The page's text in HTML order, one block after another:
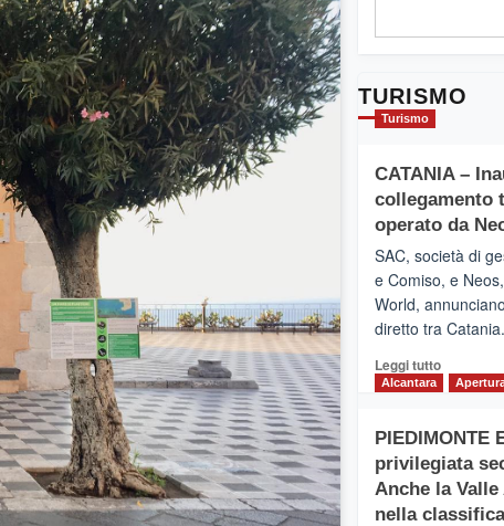
TURISMO
Turismo
CATANIA –
collegamento
operato da
SAC, società di
e Comiso, e
World,
diretto tra
Leggi tuttoLeggi
CATANIA
–
il
Alcantara
PIEDIMONTE
privilegiata
Anche la
nella